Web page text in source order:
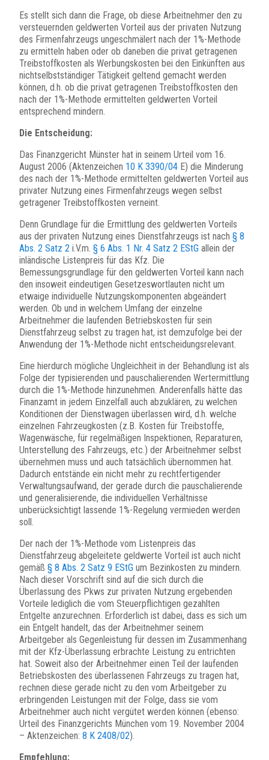
Es stellt sich dann die Frage, ob diese Arbeitnehmer den zu
versteuernden geldwerten Vorteil aus der privaten Nutzung
des Firmenfahrzeugs ungeschmälert nach der 1%-Methode
zu ermitteln haben oder ob daneben die privat getragenen
Treibstoffkosten als Werbungskosten bei den Einkünften aus
nichtselbstständiger Tätigkeit geltend gemacht werden
können, d.h. ob die privat getragenen Treibstoffkosten den
nach der 1%-Methode ermittelten geldwerten Vorteil
entsprechend mindern.
Die Entscheidung:
Das Finanzgericht Münster hat in seinem Urteil vom 16.
August 2006 (Aktenzeichen 10 K 3390/04 E) die Minderung
des nach der 1%-Methode ermittelten geldwerten Vorteil aus
privater Nutzung eines Firmenfahrzeugs wegen selbst
getragener Treibstoffkosten verneint.
Denn Grundlage für die Ermittlung des geldwerten Vorteils
aus der privaten Nutzung eines Dienstfahrzeugs ist nach § 8
Abs. 2 Satz 2 i.V.m. § 6 Abs. 1 Nr. 4 Satz 2 EStG allein der
inländische Listenpreis für das Kfz. Die
Bemessungsgrundlage für den geldwerten Vorteil kann nach
den insoweit eindeutigen Gesetzeswortlauten nicht um
etwaige individuelle Nutzungskomponenten abgeändert
werden. Ob und in welchem Umfang der einzelne
Arbeitnehmer die laufenden Betriebskosten für sein
Dienstfahrzeug selbst zu tragen hat, ist demzufolge bei der
Anwendung der 1%-Methode nicht entscheidungsrelevant.
Eine hierdurch mögliche Ungleichheit in der Behandlung ist als
Folge der typisierenden und pauschalierenden Wertermittlung
durch die 1%-Methode hinzunehmen. Anderenfalls hätte das
Finanzamt in jedem Einzelfall auch abzuklären, zu welchen
Konditionen der Dienstwagen überlassen wird, d.h. welche
einzelnen Fahrzeugkosten (z.B. Kosten für Treibstoffe,
Wagenwäsche, für regelmäßigen Inspektionen, Reparaturen,
Unterstellung des Fahrzeugs, etc.) der Arbeitnehmer selbst
übernehmen muss und auch tatsächlich übernommen hat.
Dadurch entstände ein nicht mehr zu rechtfertigender
Verwaltungsaufwand, der gerade durch die pauschalierende
und generalisierende, die individuellen Verhältnisse
unberücksichtigt lassende 1%-Regelung vermieden werden
soll.
Der nach der 1%-Methode vom Listenpreis das
Dienstfahrzeug abgeleitete geldwerte Vorteil ist auch nicht
gemäß § 8 Abs. 2 Satz 9 EStG um Bezinkosten zu mindern.
Nach dieser Vorschrift sind auf die sich durch die
Überlassung des Pkws zur privaten Nutzung ergebenden
Vorteile lediglich die vom Steuerpflichtigen gezahlten
Entgelte anzurechnen. Erforderlich ist dabei, dass es sich um
ein Entgelt handelt, das der Arbeitnehmer seinem
Arbeitgeber als Gegenleistung für dessen im Zusammenhang
mit der Kfz-Überlassung erbrachte Leistung zu entrichten
hat. Soweit also der Arbeitnehmer einen Teil der laufenden
Betriebskosten des überlassenen Fahrzeugs zu tragen hat,
rechnen diese gerade nicht zu den vom Arbeitgeber zu
erbringenden Leistungen mit der Folge, dass sie vom
Arbeitnehmer auch nicht vergütet werden können (ebenso:
Urteil des Finanzgerichts München vom 19. November 2004
– Aktenzeichen: 8 K 2408/02).
Empfehlung: